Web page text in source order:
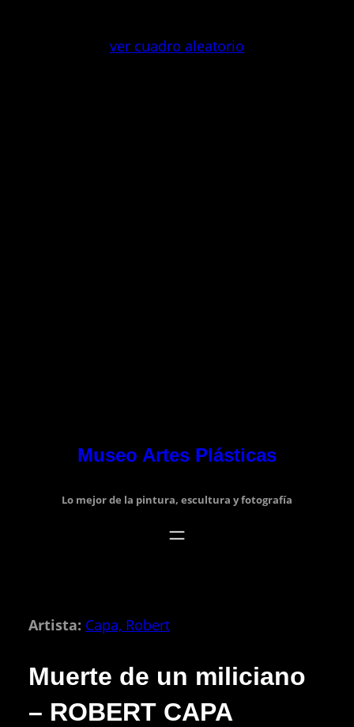
ver cuadro aleatorio
Museo Artes Plásticas
Lo mejor de la pintura, escultura y fotografía
Artista: Capa, Robert
Muerte de un miliciano
– ROBERT CAPA